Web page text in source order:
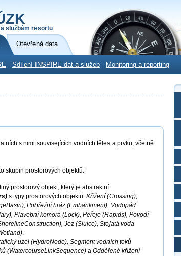
službám resortu
Otevřená data
Sdílení INSPIRE dat a služeb Monitoring a reporting
s nimi souvisejících vodních těles a prvků, včetně
skupin prostorových objektů:
prostorový objekt, který je abstraktní.
s typy prostorových objektů: Křížení (Crossing),
Pobřežní hráz (Embankment), Vodopád
Plavební komora (Lock), Peřeje (Rapids), Povodí
Jez (Sluice), Stojatá voda
.
uzel (HydroNode), Segment vodních toků
(WatercourseLinkSequence) a Oddělené křížení